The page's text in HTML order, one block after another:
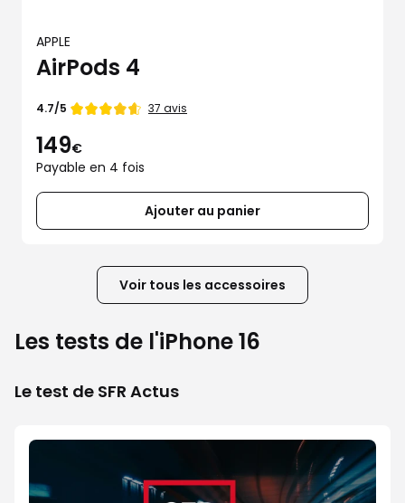
APPLE
AirPods 4
Note
4.7/5 37 avis
149€
Payable en 4 fois
Ajouter au panier
Voir tous les accessoires
Les tests de l'iPhone 16
Le test de SFR Actus